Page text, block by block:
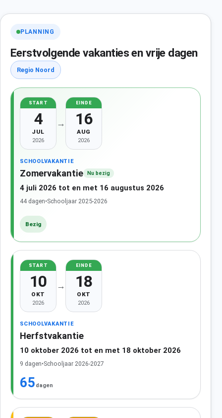
PLANNING
Eerstvolgende vakanties en vrije dagen
Regio Noord
START
4
JUL
2026
→
EINDE
16
AUG
2026
SCHOOLVAKANTIE
Zomervakantie Nu bezig
4 juli 2026 tot en met 16 augustus 2026
44 dagen•Schooljaar 2025-2026
Bezig
START
10
OKT
2026
→
EINDE
18
OKT
2026
SCHOOLVAKANTIE
Herfstvakantie
10 oktober 2026 tot en met 18 oktober 2026
9 dagen•Schooljaar 2026-2027
65 dagen